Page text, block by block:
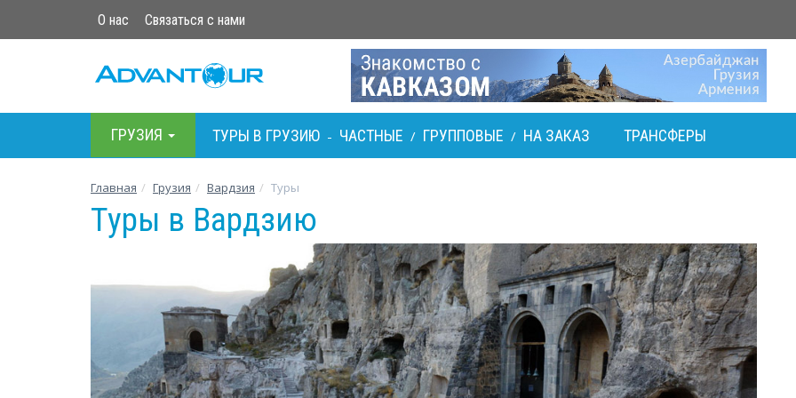
О нас Связаться с нами
ГРУЗИЯ ТУРЫ В ГРУЗИЮ - ЧАСТНЫЕ / ГРУППОВЫЕ / НА ЗАКАЗ ТРАНСФЕРЫ
Главная Грузия Вардзия Туры
Туры в Вардзию